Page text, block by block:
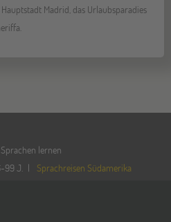
Madrid, das Urlaubsparadies
lernen
99 J.
Sprachreisen Südamerika